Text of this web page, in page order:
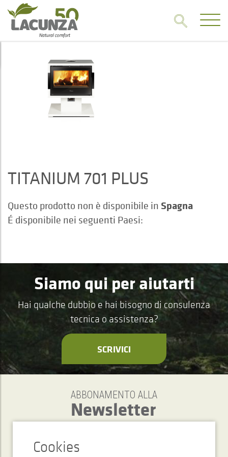
TITANIUM 701 PLUS
Questo prodotto non è disponibile in Spagna
É disponibile nei seguenti Paesi:
Siamo qui per aiutarti
Hai qualche dubbio e hai bisogno di consulenza
tecnica o assistenza?
SCRIVICI
ABBONAMENTO ALLA
Newsletter